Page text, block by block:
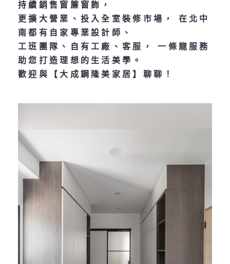
持續銷售窗簾窗飾，
更擴大營業、投入全室裝修市場， 在北中
南都有自家專業設計師、
工班團隊、自有工廠、客服， 一條龍服務
助您打造理想的生活美學。
歡迎與【大成鋼隆美家居】聊聊！